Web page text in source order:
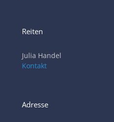
Reiten
Julia Handel
Kontakt
Adresse